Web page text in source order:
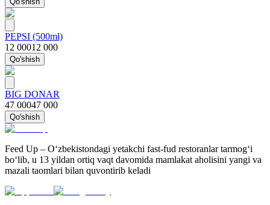
PEPSI (500ml)
12 00012 000
Qo'shish
BIG DONAR
47 00047 000
Qo'shish
Feed Up – O‘zbekistondagi yetakchi fast-fud restoranlar tarmog‘i
bo‘lib, u 13 yildan ortiq vaqt davomida mamlakat aholisini yangi va
mazali taomlari bilan quvontirib keladi